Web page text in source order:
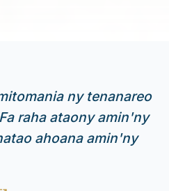
ny tenanareo
raha ataony amin'ny
ahoana amin'ny